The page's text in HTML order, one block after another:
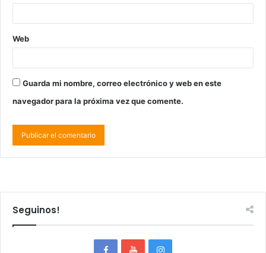
Web
Guarda mi nombre, correo electrónico y web en este
navegador para la próxima vez que comente.
Seguinos!